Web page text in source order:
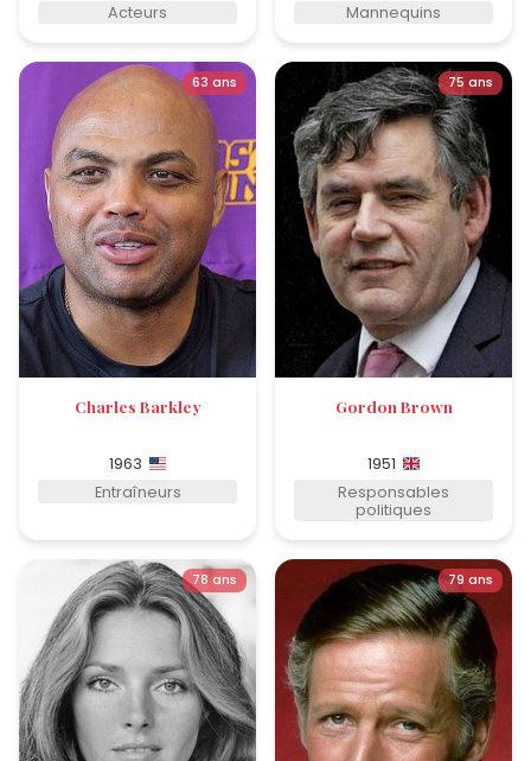
Acteurs
Mannequins
63 ans
Charles Barkley
1963
Entraîneurs
75 ans
Gordon Brown
1951
Responsables
politiques
78 ans 79 ans